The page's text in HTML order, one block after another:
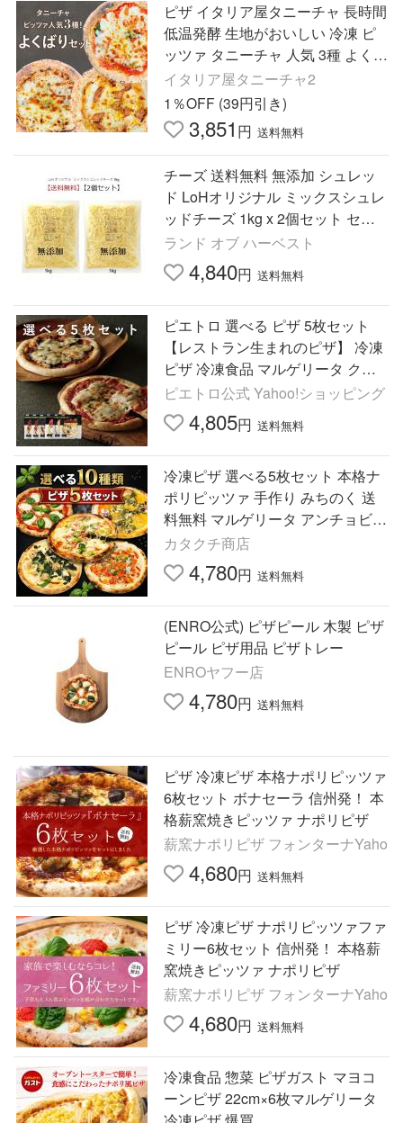
ピザ イタリア屋タニーチャ 長時間
低温発酵 生地がおいしい 冷凍 ピ
ッツァ タニーチャ 人気 3種 よくば
りセット(3枚組) 冷凍物以外同梱不
可 本格 ナポリ ピザ
イタリア屋タニーチャ2
1％OFF (39円引き)
3,851 円 送料無料
チーズ 送料無料 無添加 シュレッ
ド LoHオリジナル ミックスシュレ
ッドチーズ 1kg x 2個セット セル
ロース不使用 ピザ 業務用 cheese
ランド オブ ハーベスト
4,840円 送料無料
ピエトロ 選べる ピザ 5枚セット
【レストラン生まれのピザ】 冷凍
ピザ 冷凍食品 マルゲリータ クワ
トロフォルマッジ チーズ
ピエトロ公式 Yahoo!ショッピング
4,805円 送料無料
冷凍ピザ 選べる5枚セット 本格ナ
ポリピッツァ 手作り みちのく 送
料無料 マルゲリータ アンチョビ
釜揚げシラス ナポリピザ アラビア
ータ 10種類
カタクチ商店
4,780円 送料無料
(ENRO公式) ピザピール 木製 ピザ
ピール ピザ用品 ピザトレー
ENROヤフー店
4,780円 送料無料
ピザ 冷凍ピザ 本格ナポリピッツァ
6枚セット ボナセーラ 信州発！ 本
格薪窯焼きピッツァ ナポリピザ
薪窯ナポリピザ フォンターナYaho
4,680円 送料無料
ピザ 冷凍ピザ ナポリピッツァファ
ミリー6枚セット 信州発！ 本格薪
窯焼きピッツァ ナポリピザ
薪窯ナポリピザ フォンターナYaho
4,680円 送料無料
冷凍食品 惣菜 ピザガスト マヨコ
ーンピザ 22cm×6枚マルゲリータ